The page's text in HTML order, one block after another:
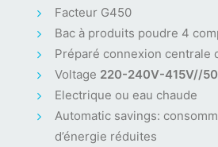
Facteur G450
Bac à produits poudre 4
Préparé connexion centrale
Voltage 220-240V-415V//
Electrique ou eau chaude
Automatic savings:
d’énergie réduites